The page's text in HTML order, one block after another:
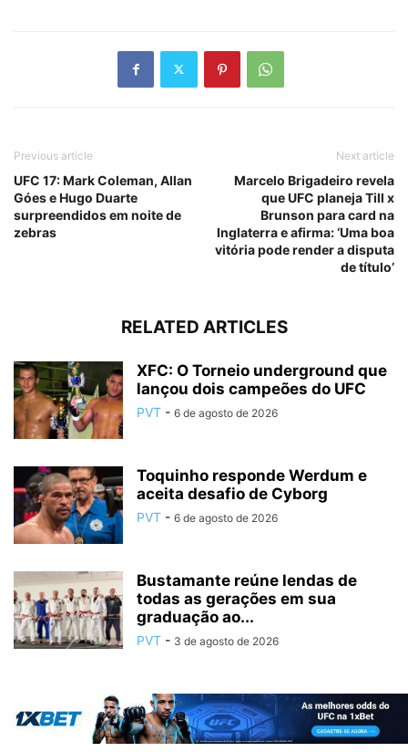
Previous article
UFC 17: Mark Coleman, Allan
Góes e Hugo Duarte
surpreendidos em noite de
zebras
Next article
Marcelo Brigadeiro revela
que UFC planeja Till x
Brunson para card na
Inglaterra e afirma: ‘Uma boa
vitória pode render a disputa
de título’
RELATED ARTICLES
XFC: O Torneio underground que
lançou dois campeões do UFC
PVT - 6 de agosto de 2026
Toquinho responde Werdum e
aceita desafio de Cyborg
PVT - 6 de agosto de 2026
Bustamante reúne lendas de
todas as gerações em sua
graduação ao...
PVT - 3 de agosto de 2026